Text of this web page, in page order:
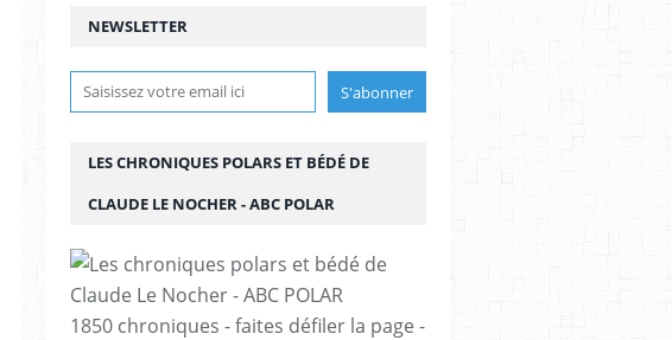
NEWSLETTER
LES CHRONIQUES POLARS ET BÉDÉ DE
CLAUDE LE NOCHER - ABC POLAR
1850 chroniques - faites défiler la page -